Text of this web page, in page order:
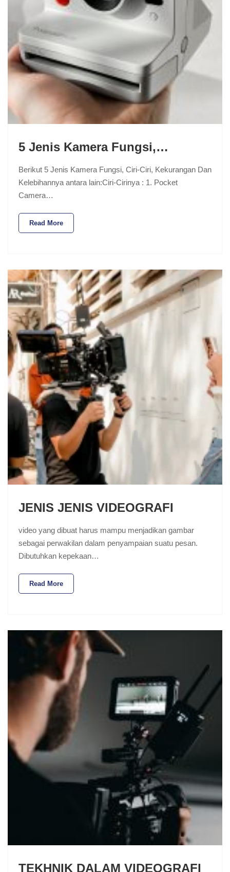
5 Jenis Kamera Fungsi,…
Berikut 5 Jenis Kamera Fungsi, Ciri-Ciri, Kekurangan Dan
Kelebihannya antara lain:Ciri-Cirinya : 1. Pocket
Camera…
Read More
JENIS JENIS VIDEOGRAFI
video yang dibuat harus mampu menjadikan gambar
sebagai perwakilan dalam penyampaian suatu pesan.
Dibutuhkan kepekaan…
Read More
TEKHNIK DALAM VIDEOGRAFI